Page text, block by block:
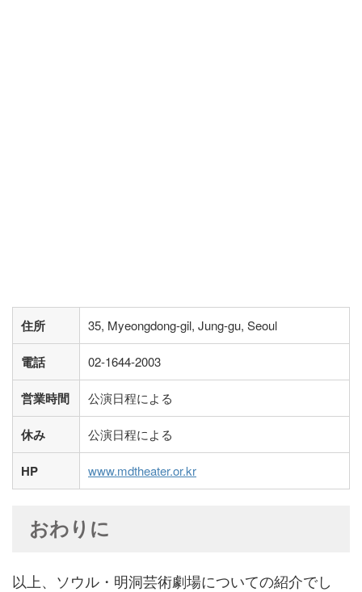
住所 35, Myeongdong-gil, Jung-gu, Seoul
電話 02-1644-2003
営業時間 公演日程による
休み 公演日程による
HP www.mdtheater.or.kr
おわりに
以上、ソウル・明洞芸術劇場についての紹介でし